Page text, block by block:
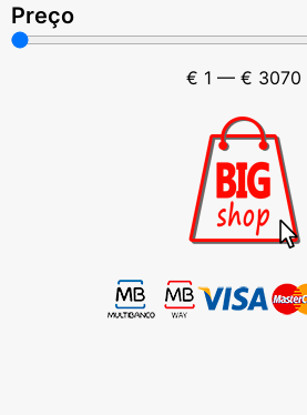
Preço
€ 1 — € 3070